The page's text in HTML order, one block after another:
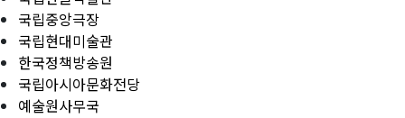
국립중앙극장
국립현대미술관
한국정책방송원
국립아시아문화전당
예술원사무국